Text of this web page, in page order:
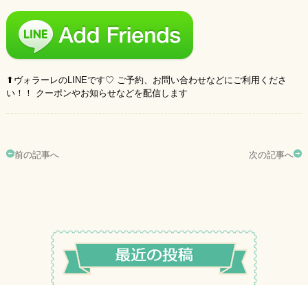
⬆︎ヴォラーレのLINEです♡ ご予約、お問い合わせなどにご利用くださ
い！！ クーポンやお知らせなどを配信します
前の記事へ 次の記事へ